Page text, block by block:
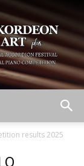
results 2025